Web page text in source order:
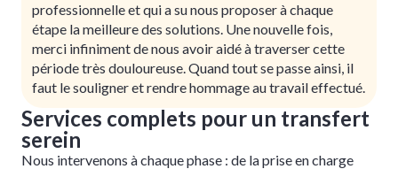
professionnelle et qui a su nous proposer à chaque
étape la meilleure des solutions. Une nouvelle fois,
merci infiniment de nous avoir aidé à traverser cette
période très douloureuse. Quand tout se passe ainsi, il
faut le souligner et rendre hommage au travail effectué.
Services complets pour un transfert
serein
Nous intervenons à chaque phase : de la prise en charge